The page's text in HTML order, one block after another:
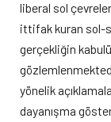
liberal sol
ittifak kuran sol-
gerçekliğin
yönelik
dayanışma